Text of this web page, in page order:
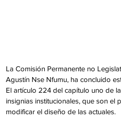
La Comisión Permanente no
Agustín Nse Nfumu, ha concluido
El artículo 224 del capítulo uno de
insignias institucionales, que son el
modificar el diseño de las actuales.